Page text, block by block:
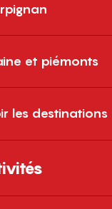
et piémonts
les destinations